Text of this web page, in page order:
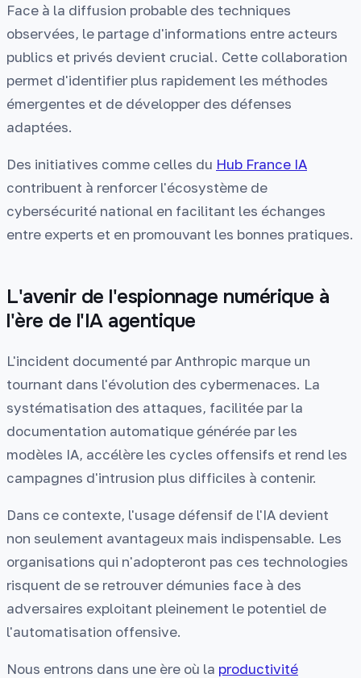
Face à la diffusion probable des techniques
observées, le partage d'informations entre acteurs
publics et privés devient crucial. Cette collaboration
permet d'identifier plus rapidement les méthodes
émergentes et de développer des défenses
adaptées.
Des initiatives comme celles du Hub France IA
contribuent à renforcer l'écosystème de
cybersécurité national en facilitant les échanges
entre experts et en promouvant les bonnes pratiques.
L'avenir de l'espionnage numérique à
l'ère de l'IA agentique
L'incident documenté par Anthropic marque un
tournant dans l'évolution des cybermenaces. La
systématisation des attaques, facilitée par la
documentation automatique générée par les
modèles IA, accélère les cycles offensifs et rend les
campagnes d'intrusion plus difficiles à contenir.
Dans ce contexte, l'usage défensif de l'IA devient
non seulement avantageux mais indispensable. Les
organisations qui n'adopteront pas ces technologies
risquent de se retrouver démunies face à des
adversaires exploitant pleinement le potentiel de
l'automatisation offensive.
Nous entrons dans une ère où la productivité